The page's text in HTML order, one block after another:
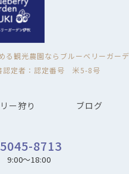
る観光農園ならブルーベリーガー
認定者：認定番号 米5-8号
ー狩り ブログ
8713
9:00～18:00